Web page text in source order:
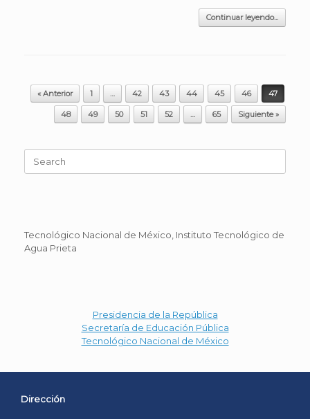
Continuar leyendo...
Post navigation
« Anterior 1 … 42 43 44 45 46 47
48 49 50 51 52 … 65 Siguiente »
for:
Tecnológico Nacional de México, Instituto Tecnológico de
Agua Prieta
Presidencia de la República
Secretaría de Educación Pública
Tecnológico Nacional de México
Dirección